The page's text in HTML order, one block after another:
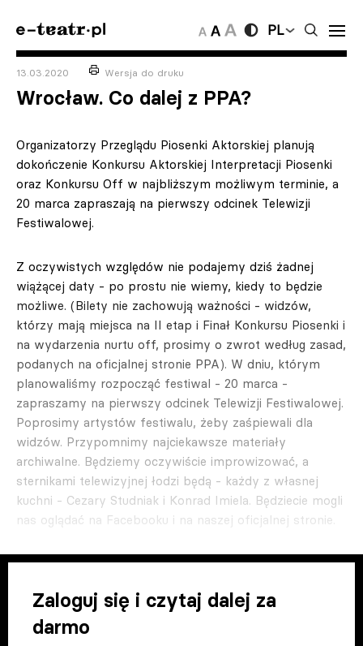
PL
13.03.2020 Wersja do druku
Wrocław. Co dalej z PPA?
Organizatorzy Przeglądu Piosenki Aktorskiej planują
dokończenie Konkursu Aktorskiej Interpretacji Piosenki
oraz Konkursu Off w najbliższym możliwym terminie, a
20 marca zapraszają na pierwszy odcinek Telewizji
Festiwalowej.
Z oczywistych względów nie podajemy dziś żadnej
wiążącej daty - po prostu nie wiemy, kiedy to będzie
możliwe. (Bilety nie zachowują ważności - widzów,
którzy mają miejsca na II etap i Finał Konkursu Piosenki i
na wydarzenia nurtu off, prosimy o zwrot według zasad,
podanych na oficjalnej stronie PPA). W dniu, którym
planowaliśmy rozpocząć festiwal - 20 marca -
zapraszamy na pierwszy odcinek Telewizji Festiwalowej.
Poprosimy artystów festiwalu, żeby zaśpiewali dla
widzów. Przypomnimy najciekawsze materiały
archiwalne. Będziemy oczywiście improwizować, a
sternikami telewizyjnej łodzi będą - każdy z własnej
kuchni - Cezary Studniak i Konrad Imiela. Będziecie mogli
nas oglądać na Facebooku i na naszej oficjalnej stronie.
Zaloguj się i czytaj dalej za
darmo